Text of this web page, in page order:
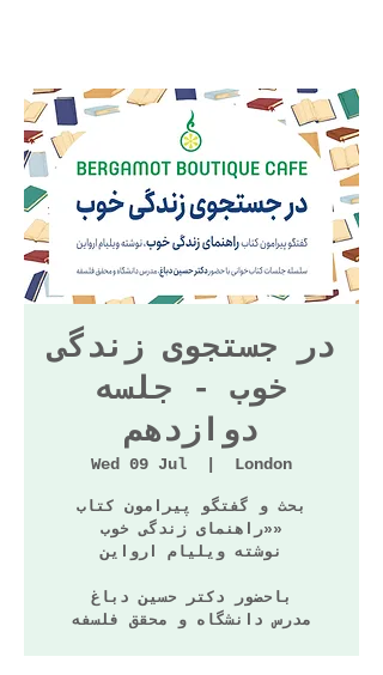
در جستجوی زندگی
خوب - جلسه
دوازدهم
Wed 09 Jul London
بحث و گفتگو پیرامون کتاب
«راهنمای زندگی خوب»
نوشته ویلیام ارواین
باحضور دکتر حسین دباغ
مدرس دانشگاه و محقق فلسفه